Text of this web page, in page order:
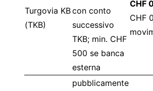
Turgovia KB
(TKB)
con conto
successivo
TKB; min. CHF
500 se banca
esterna
CHF
CHF
pubblicamente